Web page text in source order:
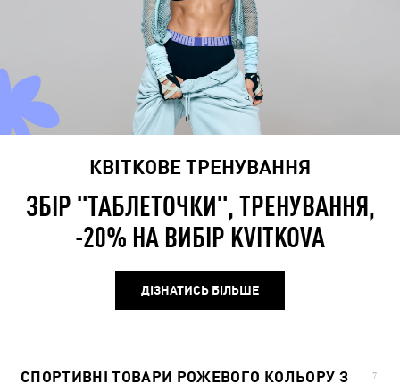
КВІТКОВЕ ТРЕНУВАННЯ
ЗБІР "ТАБЛЕТОЧКИ", ТРЕНУВАННЯ,
-20% НА ВИБІР KVITKOVA
ДІЗНАТИСЬ БІЛЬШЕ
СПОРТИВНІ ТОВАРИ РОЖЕВОГО КОЛЬОРУ З
7